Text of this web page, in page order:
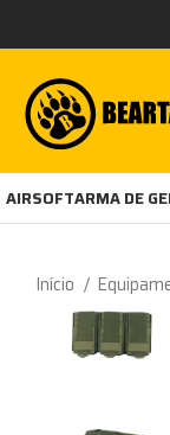
AIRSOFTARMA DE
Início